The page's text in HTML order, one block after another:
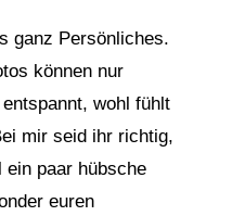
ganz Persönliches.
können nur
wohl fühlt
mir seid ihr richtig,
paar hübsche
euren